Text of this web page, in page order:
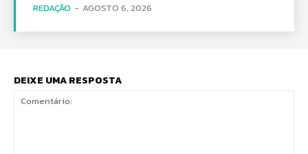
REDAÇÃO - AGOSTO 6, 2026
DEIXE UMA RESPOSTA